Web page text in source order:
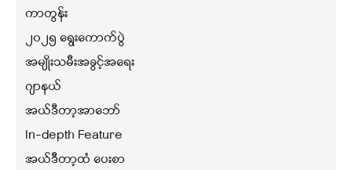
ကာတွန်း
၂၀၂၅ ရွေးကောက်ပွဲ
အမျိုးသမီးအခွင့်အရေး
ဂျာနယ်
အယ်ဒီတာ့အာဘော်
In-depth Feature
အယ်ဒီတာ့ထံ ပေးစာ